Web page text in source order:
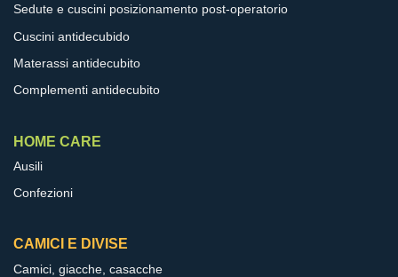
Sedute e cuscini posizionamento post-operatorio
Cuscini antidecubido
Materassi antidecubito
Complementi antidecubito
HOME CARE
Ausili
Confezioni
CAMICI E DIVISE
Camici, giacche, casacche